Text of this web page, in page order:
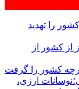
را تهدید
غیرمجاز از کشور از
کشور را گرفت
ارزی،